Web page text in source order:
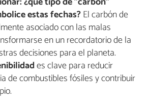
estas fechas?El carbón de
asociado con las malas
en un recordatorio de la
decisiones para el planeta.
es clave para reducir
de combustibles fósiles y contribuir